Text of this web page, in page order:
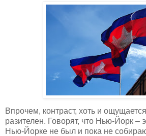
Впрочем, контраст, хоть и
разителен. Говорят, что Нью-Йорк –
Нью-Йорке не был и пока не